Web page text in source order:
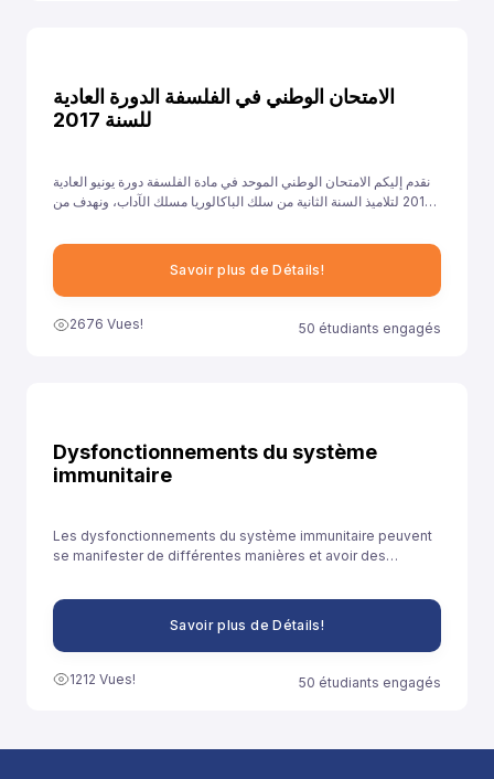
الامتحان الوطني في الفلسفة الدورة العادية
للسنة 2017
نقدم إليكم الامتحان الوطني الموحد في مادة الفلسفة دورة يونيو العادية
2017 لتلاميذ السنة الثانية من سلك الباكالوريا مسلك الآداب، ونهدف من
على الاستعداد الجيد لخوض غمار الامتحانات الوطنية الموحدة.
Savoir plus de Détails!
2676 Vues! 50 étudiants engagés
Dysfonctionnements du système
immunitaire
Les dysfonctionnements du système immunitaire peuvent
se manifester de différentes manières et avoir des
Savoir plus de Détails!
1212 Vues! 50 étudiants engagés